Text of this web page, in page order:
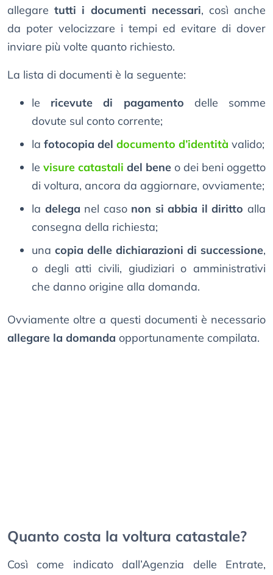
allegaretutti i documenti necessari, così anche
da poter velocizzare i tempi ed evitare di dover
inviare più volte quanto richiesto.
La lista di documenti è la seguente:
le ricevute di pagamento delle somme
dovute sul conto corrente;
la fotocopia del documento d’identità valido;
le visure catastali del bene o dei beni oggetto
di voltura, ancora da aggiornare, ovviamente;
la delega nel caso non si abbia il diritto alla
consegna della richiesta;
una copia delle dichiarazioni di successione,
o degli atti civili, giudiziari o amministrativi
che danno origine alla domanda.
Ovviamente oltre a questi documenti è necessario
allegare la domanda opportunamente compilata.
Quanto costa la voltura catastale?
Così come indicato dall’Agenzia delle Entrate,